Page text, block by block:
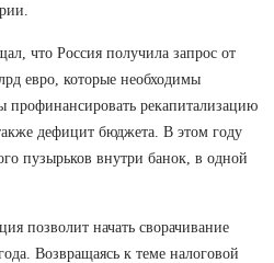
что Россия получила запрос от
евро, которые необходимы
профинансировать рекапитализацию
дефицит бюджета. В этом году
пузырьков внутри банок, в одной
позволит начать сворачивание
Возвращаясь к теме налоговой